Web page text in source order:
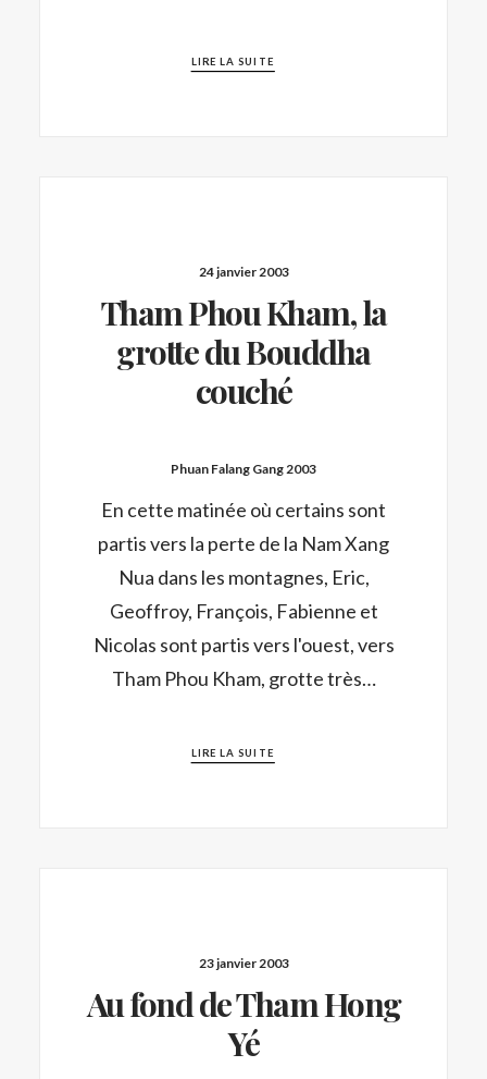
LIRE LA SUITE
24 janvier 2003
Tham Phou Kham, la
grotte du Bouddha
couché
Phuan Falang Gang 2003
En cette matinée où certains sont
partis vers la perte de la Nam Xang
Nua dans les montagnes, Eric,
Geoffroy, François, Fabienne et
Nicolas sont partis vers l'ouest, vers
Tham Phou Kham, grotte très…
LIRE LA SUITE
23 janvier 2003
Au fond de Tham Hong
Yé